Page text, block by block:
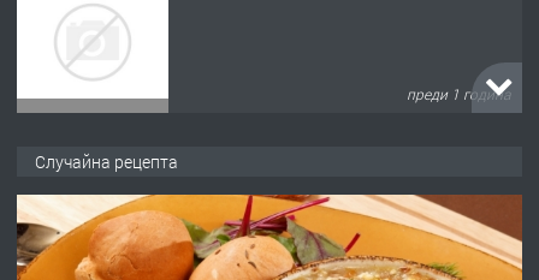
преди 1 година
преди 2 години
Случайна рецепта